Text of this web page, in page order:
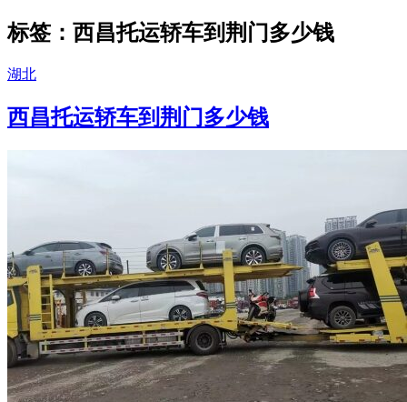
标签：西昌托运轿车到荆门多少钱
湖北
西昌托运轿车到荆门多少钱